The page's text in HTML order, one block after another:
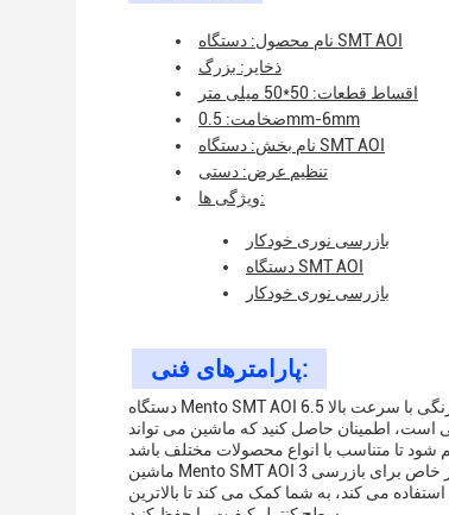
نام محصول: دستگاه SMT AOI
ذخایر: بزرگ
اقساط قطعات: 50*50 میلی متر
ضخامت: 0.5mm-6mm
نام بخش: دستگاه SMT AOI
تنظیم عرض: دستی
ویژگی ها:
بازرسی نوری خودکار
دستگاه SMT AOI
بازرسی نوری خودکار
پارامترهای فنی:
دستگاه Mento SMT AOI دارای یک دوربین رنگی با سرعت بالا 6.5 Mpx است که می تواند حتی کوچکترین جزئیات را با دقت باورنکردنی ضبط کند.
است، اطمینان حاصل کنید که ماشین می تواند
ماشین Mento SMT AOI به طور خاص برای بازرسی 3D پسته ی جوش طراحی شده است، که آن را یک راه حل ایده آل برای انواع صنایع و کاربردهای
می کند، به شما کمک می کند تا بالاترین